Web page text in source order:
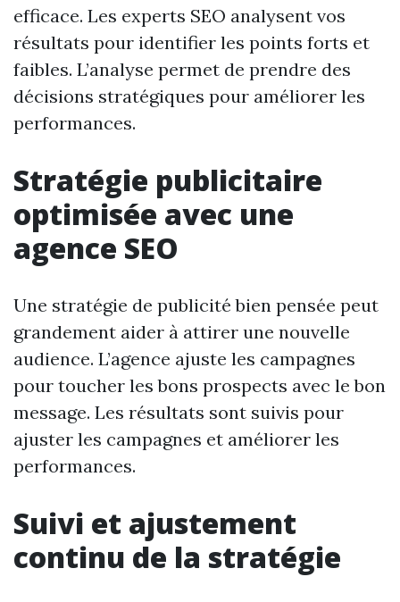
efficace. Les experts SEO analysent vos
résultats pour identifier les points forts et
faibles. L’analyse permet de prendre des
décisions stratégiques pour améliorer les
performances.
Stratégie publicitaire
optimisée avec une
agence SEO
Une stratégie de publicité bien pensée peut
grandement aider à attirer une nouvelle
audience. L’agence ajuste les campagnes
pour toucher les bons prospects avec le bon
message. Les résultats sont suivis pour
ajuster les campagnes et améliorer les
performances.
Suivi et ajustement
continu de la stratégie